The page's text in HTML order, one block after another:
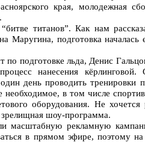
края, молодежная
титанов”. Как нам
Маругина, подготовка началась
подготовке льда, Денис
нанесения
день проводить тренировки
в том числе
оборудования. Не хочется
зрелищная шоу-программа.
масштабную рекламную
в прямом эфире, поэтому